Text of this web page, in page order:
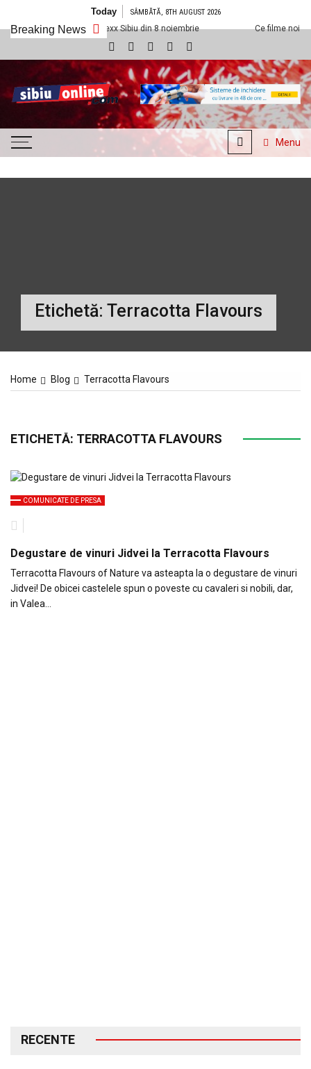
Today SÂMBĂTĂ, 8TH AUGUST 2026
Breaking News
la Cineplexx Sibiu din 8 noiembrie Ce filme noi vedem la
SibiuOnline.com
… locatii si evenimente din
Sibiu!!!
Menu
Etichetă: Terracotta Flavours
Home Blog Terracotta Flavours
ETICHETĂ: TERRACOTTA FLAVOURS
COMUNICATE DE PRESA
Degustare de vinuri Jidvei la Terracotta Flavours
Terracotta Flavours of Nature va asteapta la o degustare de vinuri
Jidvei! De obicei castelele spun o poveste cu cavaleri si nobili, dar,
in Valea…
RECENTE